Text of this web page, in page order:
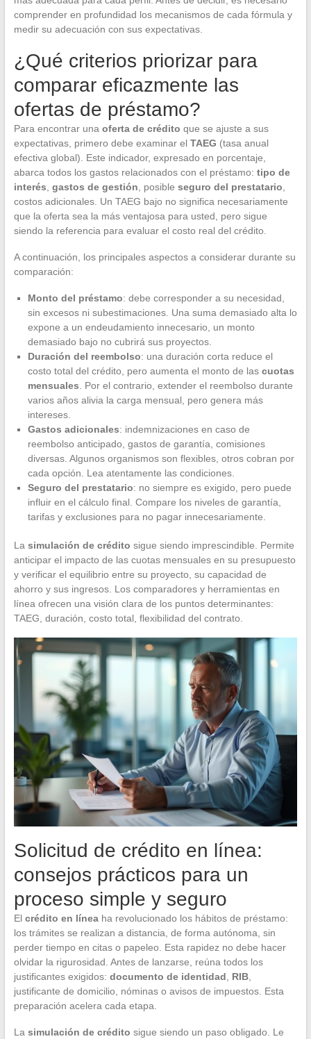
comprender en profundidad los mecanismos de cada fórmula y
medir su adecuación con sus expectativas.
¿Qué criterios priorizar para
comparar eficazmente las
ofertas de préstamo?
Para encontrar una oferta de crédito que se ajuste a sus
expectativas, primero debe examinar el TAEG (tasa anual
efectiva global). Este indicador, expresado en porcentaje,
abarca todos los gastos relacionados con el préstamo: tipo de
interés gastos de gestión , posible seguro del prestatario
costos adicionales. Un TAEG bajo no significa necesariamente
que la oferta sea la más ventajosa para usted, pero sigue
siendo la referencia para evaluar el costo real del crédito.
A continuación, los principales aspectos a considerar durante su
comparación:
Monto del préstamo: debe corresponder a su necesidad,
sin excesos ni subestimaciones. Una suma demasiado alta lo
expone a un endeudamiento innecesario, un monto
demasiado bajo no cubrirá sus proyectos.
Duración del reembolso: una duración corta reduce el
costo total del crédito, pero aumenta el monto de las cuotas
mensuales . Por el contrario, extender el reembolso durante
varios años alivia la carga mensual, pero genera más
intereses.
Gastos adicionales: indemnizaciones en caso de
reembolso anticipado, gastos de garantía, comisiones
diversas. Algunos organismos son flexibles, otros cobran por
cada opción. Lea atentamente las condiciones.
Seguro del prestatario: no siempre es exigido, pero puede
influir en el cálculo final. Compare los niveles de garantía,
tarifas y exclusiones para no pagar innecesariamente.
La simulación de crédito sigue siendo imprescindible. Permite
anticipar el impacto de las cuotas mensuales en su presupuesto
y verificar el equilibrio entre su proyecto, su capacidad de
ahorro y sus ingresos. Los comparadores y herramientas en
línea ofrecen una visión clara de los puntos determinantes:
TAEG, duración, costo total, flexibilidad del contrato.
Solicitud de crédito en línea:
consejos prácticos para un
proceso simple y seguro
El crédito en líneaha revolucionado los hábitos de préstamo:
los trámites se realizan a distancia, de forma autónoma, sin
perder tiempo en citas o papeleo. Esta rapidez no debe hacer
olvidar la rigurosidad. Antes de lanzarse, reúna todos los
justificantes exigidos: documento de identidad RIB,
justificante de domicilio, nóminas o avisos de impuestos. Esta
preparación acelera cada etapa.
La simulación de crédito sigue siendo un paso obligado. Le